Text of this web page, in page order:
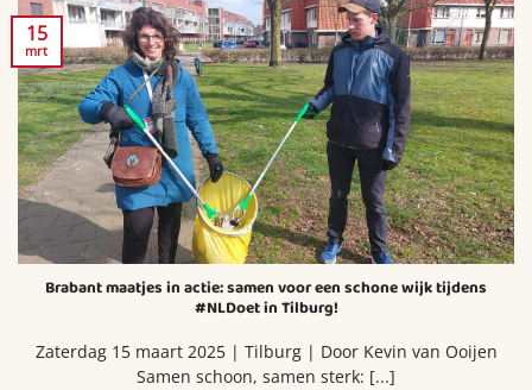
Brabant maatjes in actie: samen voor een schone wijk tijdens
#NLDoet in Tilburg!
Zaterdag 15 maart 2025 | Tilburg | Door Kevin van Ooijen
Samen schoon, samen sterk: [...]
15
mrt